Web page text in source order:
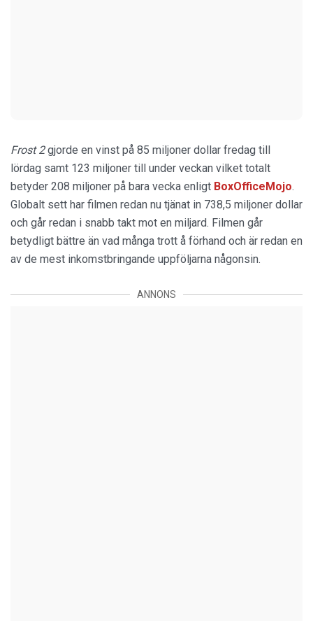
Frost 2gjorde en vinst på 85 miljoner dollar fredag till
lördag samt 123 miljoner till under veckan vilket totalt
betyder 208 miljoner på bara vecka enligt BoxOfficeMojo.
Globalt sett har filmen redan nu tjänat in 738,5 miljoner dollar
och går redan i snabb takt mot en miljard. Filmen går
betydligt bättre än vad många trott å förhand och är redan en
av de mest inkomstbringande uppföljarna någonsin.
ANNONS